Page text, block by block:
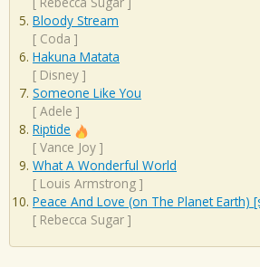
Bloody Stream
[ Coda ]
Hakuna Matata
[ Disney ]
Someone Like You
[ Adele ]
Riptide
[ Vance Joy ]
What A Wonderful World
[ Louis Armstrong ]
Peace And Love (on The Planet Earth)
[ Rebecca Sugar ]